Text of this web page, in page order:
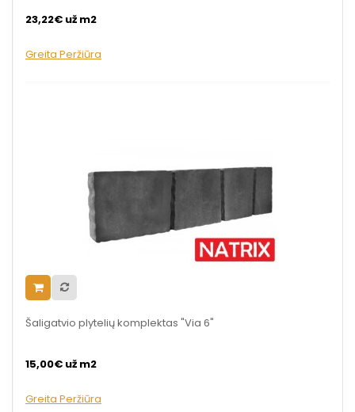
23,22€ už m2
Greita Peržiūra
Šaligatvio plytelių komplektas "Via 6"
15,00€ už m2
Greita Peržiūra